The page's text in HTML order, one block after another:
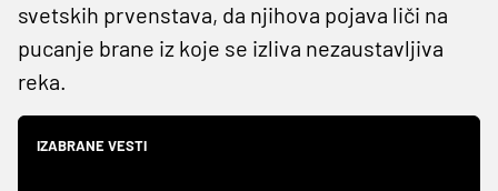
svetskih prvenstava, da njihova pojava liči na
pucanje brane iz koje se izliva nezaustavljiva
reka.
IZABRANE VESTI